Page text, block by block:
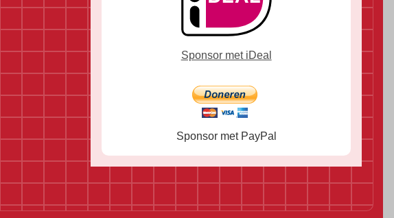
Sponsor met iDeal
Sponsor met PayPal